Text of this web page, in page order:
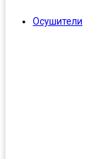
Осушители